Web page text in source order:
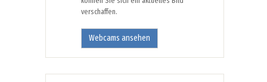
verschaffen.
Webcams ansehen